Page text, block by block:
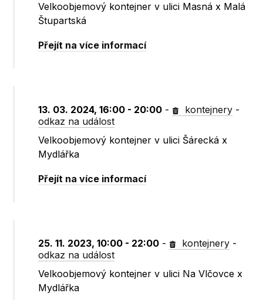
Velkoobjemový kontejner v ulici Masná x Malá
Štupartská
Přejít na více informací
13. 03. 2024, 16:00 - 20:00 - kontejnery -
odkaz na událost
Velkoobjemový kontejner v ulici Šárecká x
Mydlářka
Přejít na více informací
25. 11. 2023, 10:00 - 22:00 - kontejnery -
odkaz na událost
Velkoobjemový kontejner v ulici Na Vlčovce x
Mydlářka